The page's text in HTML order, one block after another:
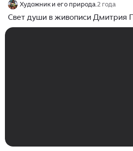
Художник и его природа.2 года
Свет души в живописи Дмитрия